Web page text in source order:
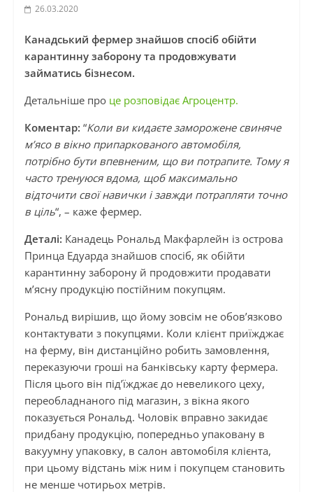
26.03.2020
Канадський фермер знайшов спосіб обійти
карантинну заборону та продовжувати
займатись бізнесом.
Детальніше проце розповідає Агроцентр.
Коментар: “Коли ви кидаєте заморожене свиняче
м’ясо в вікно припаркованого автомобіля,
потрібно бути впевненим, що ви потрапите. Тому я
часто тренуюся вдома, щоб максимально
відточити свої навички і завжди потрапляти точно
в ціль“, – каже фермер.
Деталі: Канадець Рональд Макфарлейн із острова
Принца Едуарда знайшов спосіб, як обійти
карантинну заборону й продовжити продавати
м’ясну продукцію постійним покупцям.
Рональд вирішив, що йому зовсім не обов’язково
контактувати з покупцями. Коли клієнт приїжджає
на ферму, він дистанційно робить замовлення,
переказуючи гроші на банківську карту фермера.
Після цього він під’їжджає до невеликого цеху,
переобладнаного під магазин, з вікна якого
показується Рональд. Чоловік вправно закидає
придбану продукцію, попередньо упаковану в
вакуумну упаковку, в салон автомобіля клієнта,
при цьому відстань між ним і покупцем становить
не менше чотирьох метрів.